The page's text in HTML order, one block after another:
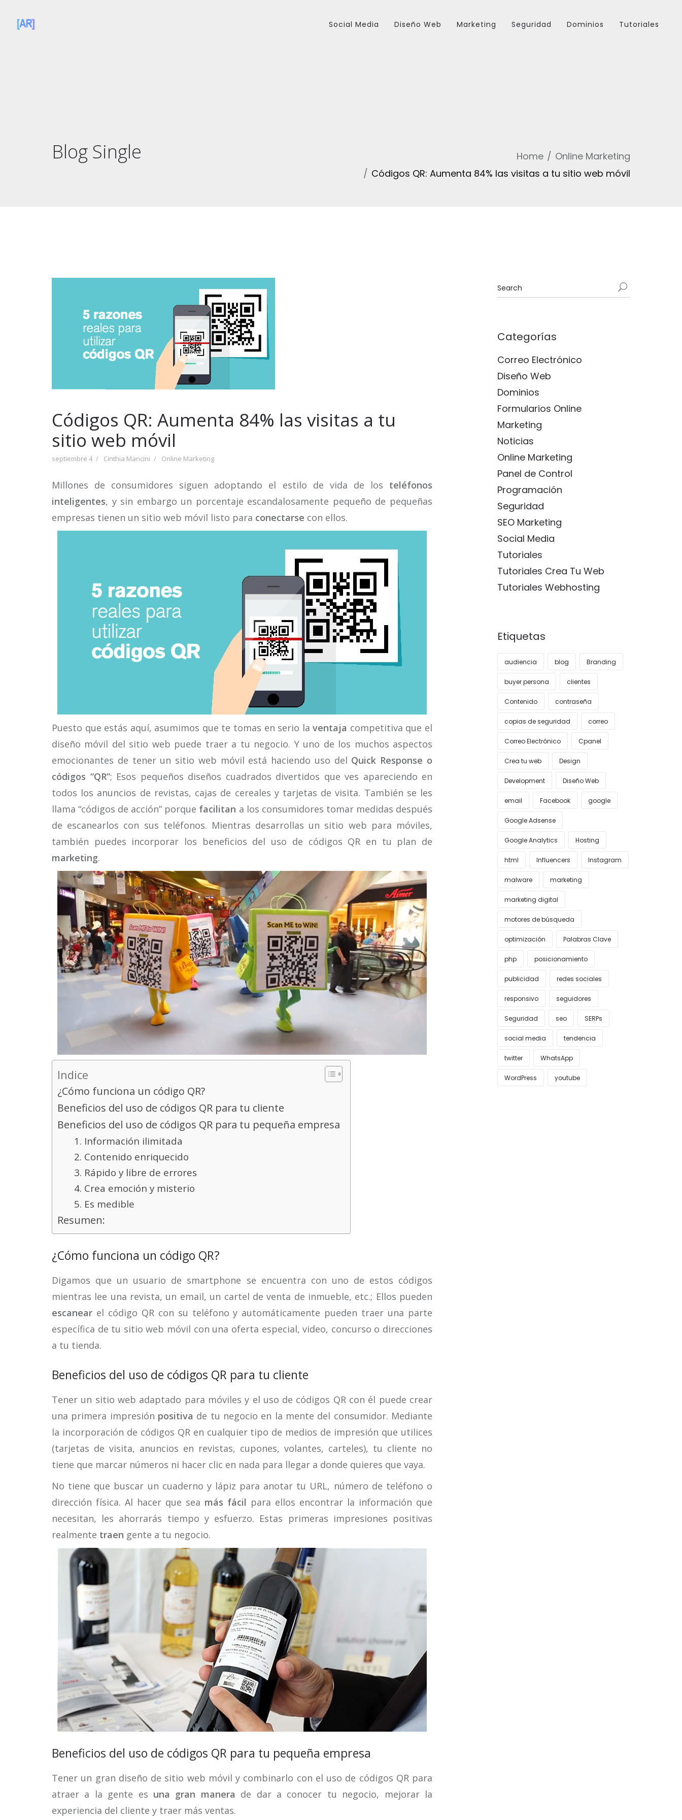
Social Media Diseño Web Marketing Seguridad Dominios Tutoriales
Blog Single Home
Online Marketing
Códigos QR: Aumenta 84% las visitas a tu sitio web móvil
Códigos QR: Aumenta 84% las visitas a tu
sitio web móvil
septiembre 4 Cinthia Mancini Online Marketing
Millones de consumidores siguen adoptando el estilo de vida de los teléfonos
inteligentes, y sin embargo un porcentaje escandalosamente pequeño de pequeñas
empresas tienen un sitio web móvil listo para conectarse con ellos.
Puesto que estás aquí, asumimos que te tomas en serio laventaja competitiva que el
diseño móvil del sitio web puede traer a tu negocio. Y uno de los muchos aspectos
emocionantes de tener un sitio web móvil está haciendo uso del Quick Response o
códigos “QR”; Esos pequeños diseños cuadrados divertidos que ves apareciendo en
todos los anuncios de revistas, cajas de cereales y tarjetas de visita. También se les
llama “códigos de acción” porque facilitan a los consumidores tomar medidas después
de escanearlos con sus teléfonos. Mientras desarrollas un sitio web para móviles,
también puedes incorporar los beneficios del uso de códigos QR en tu plan de
marketing.
Indice
¿Cómo funciona un código QR?
Beneficios del uso de códigos QR para tu cliente
Beneficios del uso de códigos QR para tu pequeña empresa
1. Información ilimitada
2. Contenido enriquecido
3. Rápido y libre de errores
4. Crea emoción y misterio
5. Es medible
Resumen:
¿Cómo funciona un código QR?
Digamos que un usuario de smartphone se encuentra con uno de estos códigos
mientras lee una revista, un email, un cartel de venta de inmueble, etc.; Ellos pueden
escanear el código QR con su teléfono y automáticamente pueden traer una parte
específica de tu sitio web móvil con una oferta especial, video, concurso o direcciones
a tu tienda.
Beneficios del uso de códigos QR para tu cliente
Tener un sitio web adaptado para móviles y el uso de códigos QR con él puede crear
una primera impresión positiva de tu negocio en la mente del consumidor. Mediante
la incorporación de códigos QR en cualquier tipo de medios de impresión que utilices
(tarjetas de visita, anuncios en revistas, cupones, volantes, carteles), tu cliente no
tiene que marcar números ni hacer clic en nada para llegar a donde quieres que vaya.
No tiene que buscar un cuaderno y lápiz para anotar tu URL, número de teléfono o
dirección física. Al hacer que sea más fácil para ellos encontrar la información que
necesitan, les ahorrarás tiempo y esfuerzo. Estas primeras impresiones positivas
realmente traen gente a tu negocio.
Beneficios del uso de códigos QR para tu pequeña empresa
Tener un gran diseño de sitio web móvil y combinarlo con el uso de códigos QR para
atraer a la gente es una gran manera de dar a conocer tu negocio, mejorar la
experiencia del cliente y traer más ventas.
Categorías
Correo Electrónico
Diseño Web
Dominios
Formularios Online
Marketing
Noticias
Online Marketing
Panel de Control
Programación
Seguridad
SEO Marketing
Social Media
Tutoriales
Tutoriales Crea Tu Web
Tutoriales Webhosting
Etiquetas
audiencia blog Branding
buyer persona clientes
Contenido contraseña
copias de seguridad correo
Correo Electrónico Cpanel
Crea tu web Design
Development Diseño Web
email Facebook google
Google Adsense
Google Analytics Hosting
html Influencers Instagram
malware marketing
marketing digital
motores de búsqueda
optimización Palabras Clave
php posicionamiento
publicidad redes sociales
responsivo seguidores
Seguridad seo SERPs
social media tendencia
twitter WhatsApp
WordPress youtube